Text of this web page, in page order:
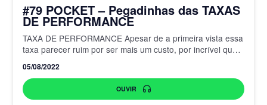
#79 POCKET – Pegadinhas das TAXAS
DE PERFORMANCE
TAXA DE PERFORMANCE Apesar de a primeira vista essa
taxa parecer ruim por ser mais um custo, por incrível que
05/08/2022
OUVIR